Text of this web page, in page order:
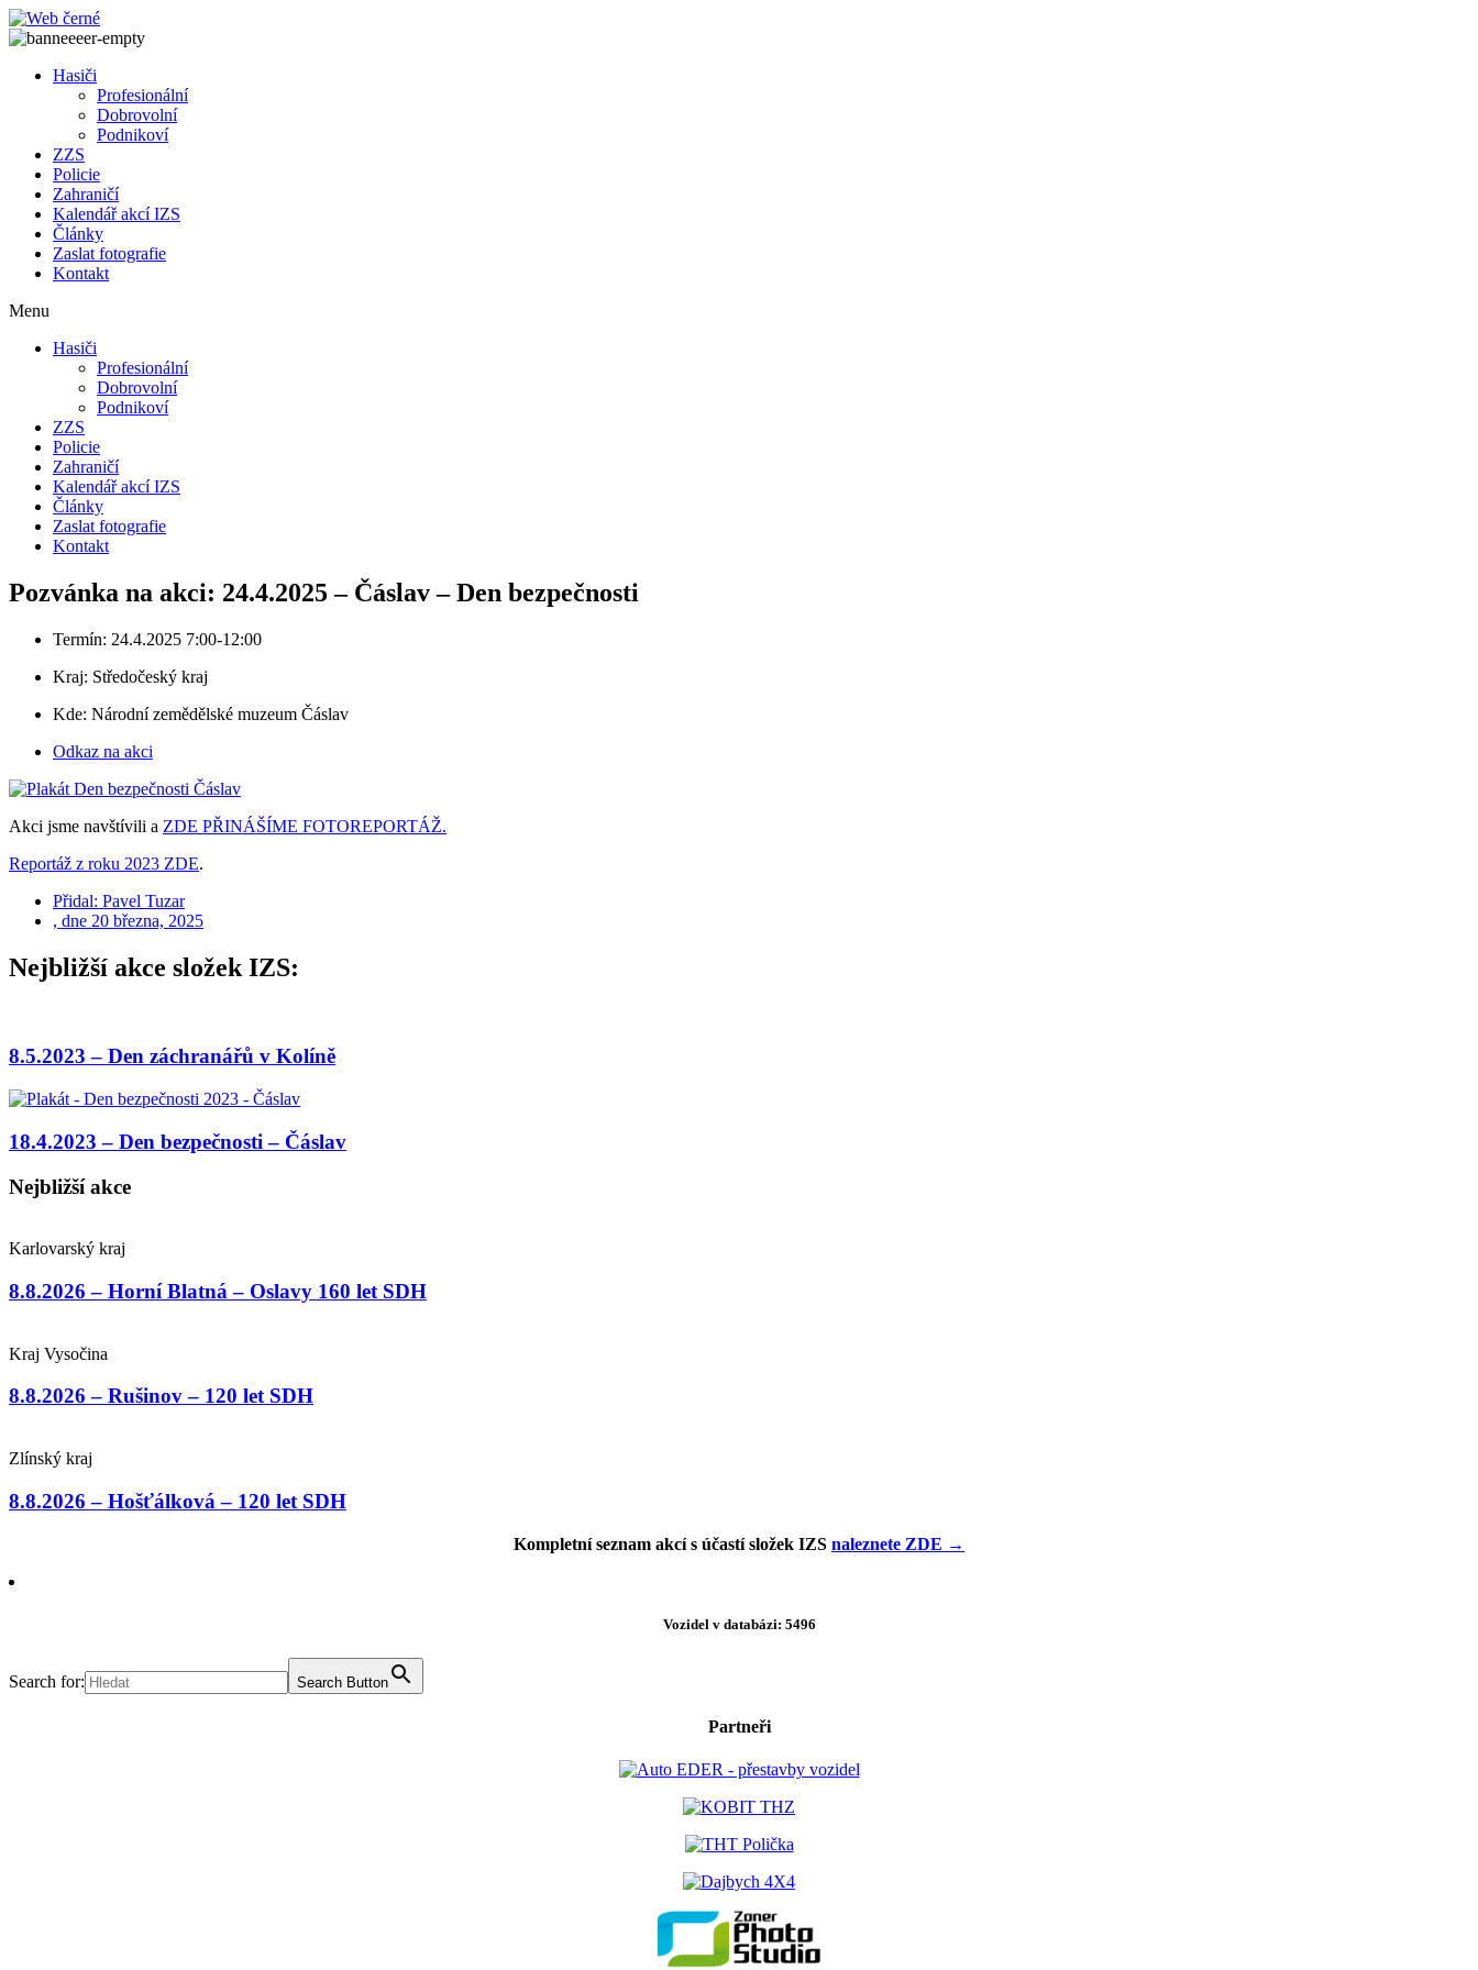
Přejít
k
Hasiči
Profesionální
Dobrovolní
Podnikoví
ZZS
Policie
Zahraničí
Kalendář akcí IZS
Články
Zaslat fotografie
Kontakt
Menu
Hasiči
Profesionální
Dobrovolní
Podnikoví
ZZS
Policie
Zahraničí
Kalendář akcí IZS
Články
Zaslat fotografie
Kontakt
Pozvánka na akci: 24.4.2025 – Čáslav – Den bezpečnosti
Termín: 24.4.2025 7:00-12:00
Kraj: Středočeský kraj
Kde: Národní zemědělské muzeum Čáslav
Odkaz na akci
Akci jsme navštívili a ZDE PŘINÁŠÍME FOTOREPORTÁŽ.
Reportáž z roku 2023 ZDE.
Přidal: Pavel Tuzar
, dne 20 března, 2025
Nejbližší akce složek IZS:
8.5.2023 – Den záchranářů v Kolíně
18.4.2023 – Den bezpečnosti – Čáslav
Nejbližší akce
Karlovarský kraj
8.8.2026 – Horní Blatná – Oslavy 160 let SDH
Kraj Vysočina
8.8.2026 – Rušinov – 120 let SDH
Zlínský kraj
8.8.2026 – Hošťálková – 120 let SDH
Kompletní seznam akcí s účastí složek IZS naleznete ZDE →
Vozidel v databázi: 5496
Search for: Search Button
Partneři